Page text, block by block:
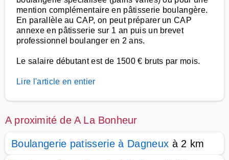
mention complémentaire en pâtisserie boulangère.
En parallèle au CAP, on peut préparer un CAP
annexe en pâtisserie sur 1 an puis un brevet
professionnel boulanger en 2 ans.
Le salaire débutant est de 1500 € bruts par mois.
Lire l'article en entier
A proximité de A La Bonheur
Boulangerie patisserie à Dagneux à 2 km